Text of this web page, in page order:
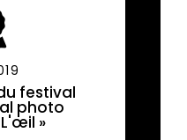
festival
photo
»